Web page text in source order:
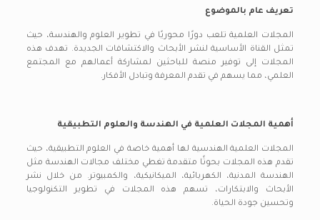
تعريف عام بالموضوع
المجلات العلمية تلعب دورًا محوريًا في تطوير العلوم والهندسة، حيث
تمثل القناة الأساسية لنشر الأبحاث والاكتشافات الجديدة. تهدف هذه
المجلات إلى توفير منصة للباحثين لمشاركة أعمالهم مع المجتمع
العلمي، مما يسهم في تقدم المعرفة وتبادل الأفكار.
أهمية المجلات العلمية في الهندسة والعلوم التطبيقية
المجلات العلمية الهندسية لها أهمية خاصة في العلوم التطبيقية، حيث
تقدم هذه المجلات بحوثًا متقدمة تغطي مختلف مجالات الهندسة مثل
الهندسة المدنية، الكهربائية، الميكانيكية، والكمبيوتر. من خلال نشر
الأبحاث والابتكارات، تسهم هذه المجلات في تطوير التكنولوجيا
وتحسين جودة الحياة.